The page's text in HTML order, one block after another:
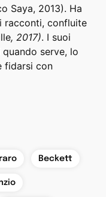
Saya, 2013). Ha
racconti, confluite
, 2017). I suoi
serve, lo
fidarsi con
Beckett